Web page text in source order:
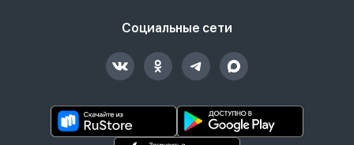
Социальные сети